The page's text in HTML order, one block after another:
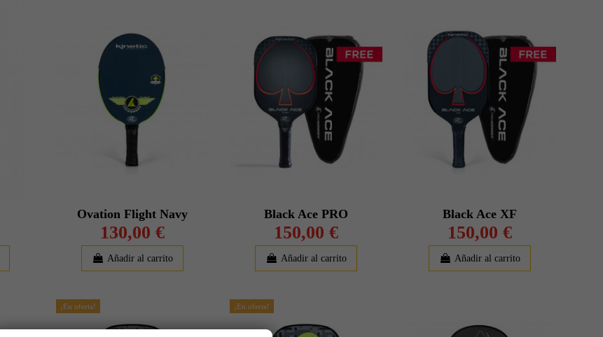
Ovation Flight Navy
130,00 €
Añadir al carrito
Black Ace PRO
150,00 €
Añadir al carrito
Black Ace XF
150,00 €
Añadir al carrito
¡En oferta! ¡En oferta!